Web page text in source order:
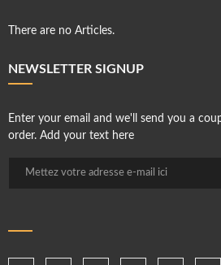
There are no Articles.
NEWSLETTER SIGNUP
Enter your email and we'll send you a
order. Add your text here